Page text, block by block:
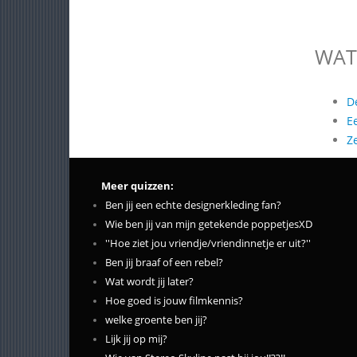
Meer quizzen:
Ben jij een echte designerkleding fan?
Wie ben jij van mijn getekende poppetjesXD
''Hoe ziet jou vriendje/vriendinnetje er uit?''
Ben jij braaf of een rebel?
Wat wordt jij later?
Hoe goed is jouw filmkennis?
welke groente ben jij?
Lijk jij op mij?